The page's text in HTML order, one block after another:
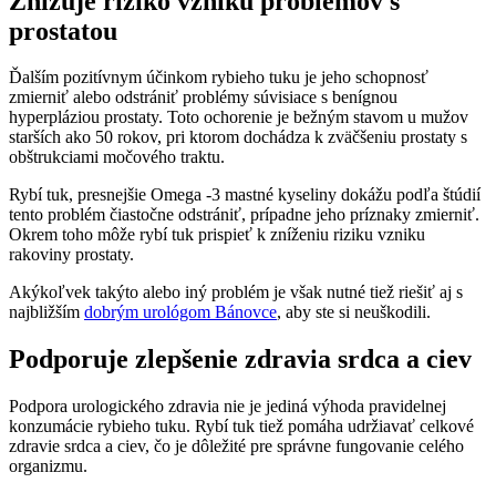
prostatou
Ďalším pozitívnym účinkom rybieho tuku je jeho schopnosť
zmierniť alebo odstrániť problémy súvisiace s benígnou
hyperpláziou prostaty. Toto ochorenie je bežným stavom u mužov
starších ako 50 rokov, pri ktorom dochádza k zväčšeniu prostaty s
obštrukciami močového traktu.
Rybí tuk, presnejšie Omega -3 mastné kyseliny dokážu podľa štúdií
tento problém čiastočne odstrániť, prípadne jeho príznaky zmierniť.
Okrem toho môže rybí tuk prispieť k zníženiu riziku vzniku
rakoviny prostaty.
Akýkoľvek takýto alebo iný problém je však nutné tiež riešiť aj s
najbližším dobrým urológom Bánovce, aby ste si neuškodili.
Podporuje zlepšenie zdravia srdca a ciev
Podpora urologického zdravia nie je jediná výhoda pravidelnej
konzumácie rybieho tuku. Rybí tuk tiež pomáha udržiavať celkové
zdravie srdca a ciev, čo je dôležité pre správne fungovanie celého
organizmu.